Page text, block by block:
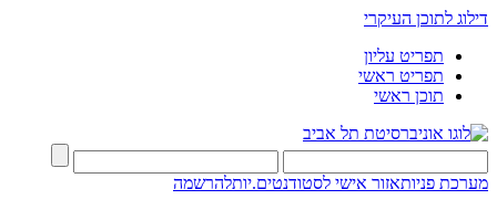
דילוג לתוכן העיקרי
תפריט עליון
תפריט ראשי
תוכן ראשי
מערכת פניותאזור אישי לסטודנטים.יותלהרשמה